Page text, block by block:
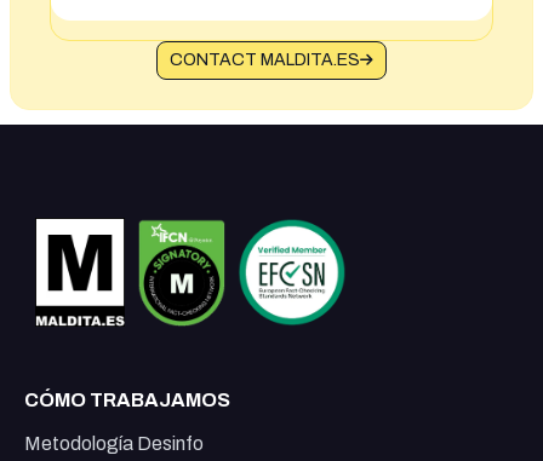
CONTACT MALDITA.ES
CÓMO TRABAJAMOS
Metodología Desinfo